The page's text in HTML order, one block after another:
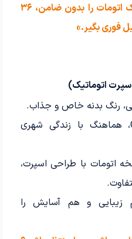
«از ترافیک لذت ببر! کوییک اتومات را بدون ضامن، ۳۶
فوری بگیر.»
رنگ بدنه خاص و جذاب.
اتوماتیک CVT، هماهنگ با زندگی شهری
اتومات با طراحی اسپرت،
زیبایی و هم آسایش را